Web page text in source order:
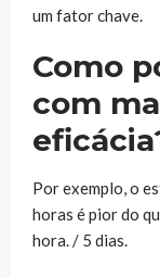
um fator chave.
Como
com
Por exemplo, o
horas é pior do
hora. / 5 dias.